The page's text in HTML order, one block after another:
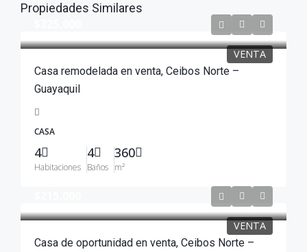
Propiedades Similares
VENTA
Casa remodelada en venta, Ceibos Norte –
Guayaquil
CASA
4
Habitaciones
4
Baños
360
m²
VENTA
Casa de oportunidad en venta, Ceibos Norte –